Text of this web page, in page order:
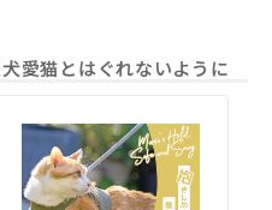
愛猫とはぐれないように